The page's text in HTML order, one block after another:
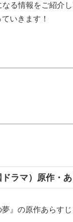
なる情報をご紹介
いきます！
ラマ）原作・
』の原作あらすじ